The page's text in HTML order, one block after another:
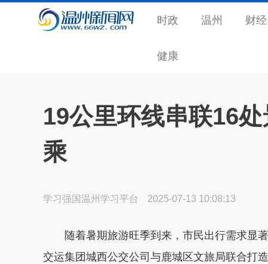
时政 温州 财经
健康
19公里环线串联16
乘
学习强国温州学习平台 2025-07-13 10:08:13
随着暑期旅游旺季到来，市民出行需求显著
交运集团城西公交公司与鹿城区文旅局联合打